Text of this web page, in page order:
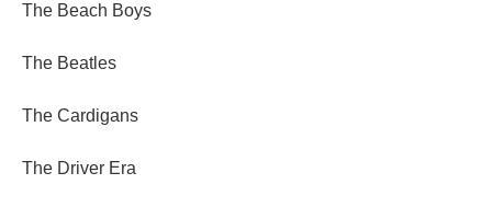
The Beach Boys
The Beatles
The Cardigans
The Driver Era